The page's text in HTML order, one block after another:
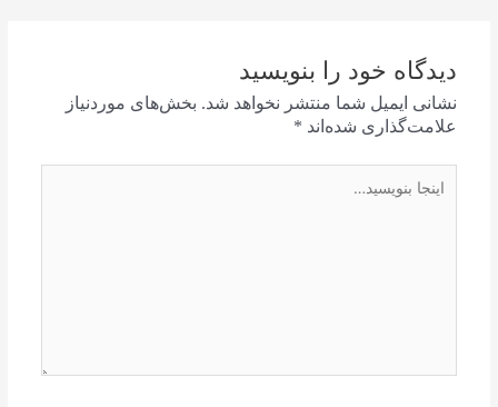
دیدگاه‌ خود را بنویسید
نشانی ایمیل شما منتشر نخواهد شد. بخش‌های موردنیاز
علامت‌گذاری شده‌اند *
بنویسید…